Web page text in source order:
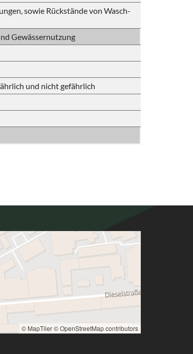
sowie Rückstände von Wasch-
Gewässernutzung
und nicht gefährlich
© MapTiler© OpenStreetMap contributors